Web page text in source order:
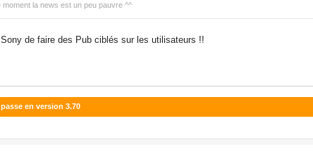
la news est un peu pauvre ^^
de faire des Pub ciblés sur les utilisateurs !!
en version 3.70